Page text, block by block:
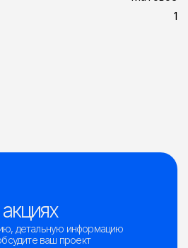
1
детальную информацию
ваш проект